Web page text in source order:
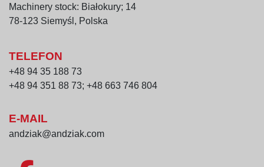
Machinery stock: Białokury; 14
78-123 Siemyśl, Polska
TELEFON
+48 94 35 188 73
+48 94 351 88 73; +48 663 746 804
E-MAIL
andziak@andziak.com